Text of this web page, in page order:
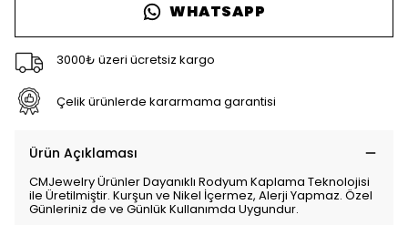
WHATSAPP
3000₺ üzeri ücretsiz kargo
Çelik ürünlerde kararmama garantisi
Ürün Açıklaması
CMJewelry Ürünler Dayanıklı Rodyum Kaplama Teknolojisi
ile Üretilmiştir. Kurşun ve Nikel İçermez, Alerji Yapmaz. Özel
Günleriniz de ve Günlük Kullanımda Uygundur.